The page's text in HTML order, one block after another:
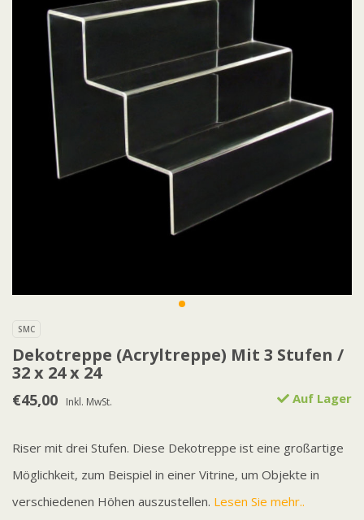
SMC
Dekotreppe (Acryltreppe) Mit 3 Stufen /
32 x 24 x 24
€45,00 Inkl. MwSt. Auf Lager
Riser mit drei Stufen. Diese Dekotreppe ist eine großartige
Möglichkeit, zum Beispiel in einer Vitrine, um Objekte in
verschiedenen Höhen auszustellen. Lesen Sie mehr..